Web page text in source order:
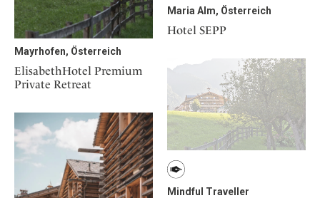
Maria Alm, Österreich
Hotel SEPP
Mayrhofen, Österreich
ElisabethHotel Premium
Private Retreat
Mindful Traveller